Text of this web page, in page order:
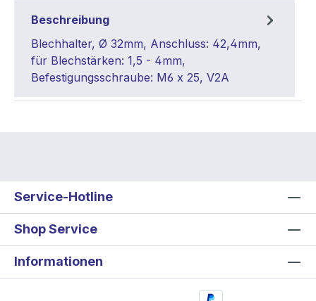
Beschreibung
Blechhalter, Ø 32mm, Anschluss: 42,4mm,
für Blechstärken: 1,5 - 4mm,
Befestigungsschraube: M6 x 25, V2A
Service-Hotline
Shop Service
Informationen